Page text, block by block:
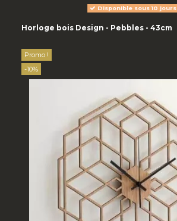
Disponible sous 10 jours
Horloge bois Design - Pebbles - 43cm
Promo !
-10%